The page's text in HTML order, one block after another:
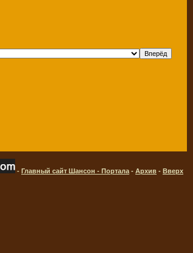
- Главный сайт Шансон - Портала - Архив - Вверх